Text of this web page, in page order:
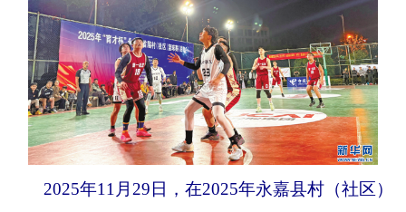
2025年11月29日，在2025年永嘉县村（社区）